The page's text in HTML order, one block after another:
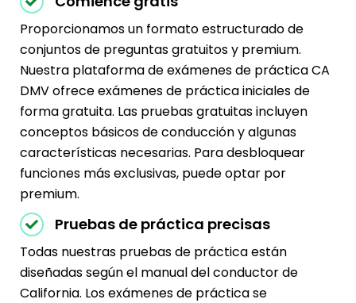
Proporcionamos un formato estructurado de
conjuntos de preguntas gratuitos y premium.
Nuestra plataforma de exámenes de práctica CA
DMV ofrece exámenes de práctica iniciales de
forma gratuita. Las pruebas gratuitas incluyen
conceptos básicos de conducción y algunas
características necesarias. Para desbloquear
funciones más exclusivas, puede optar por
premium.
Pruebas de práctica precisas
Todas nuestras pruebas de práctica están
diseñadas según el manual del conductor de
California. Los exámenes de práctica se